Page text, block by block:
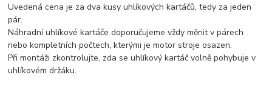
Uvedená cena je za dva kusy uhlíkových kartáčů, tedy za jeden
pár.
Náhradní uhlíkové kartáče doporučujeme vždy měnit v párech
nebo kompletních počtech, kterými je motor stroje osazen.
Při montáži zkontrolujte, zda se uhlíkový kartáč volně pohybuje v
uhlíkovém držáku.